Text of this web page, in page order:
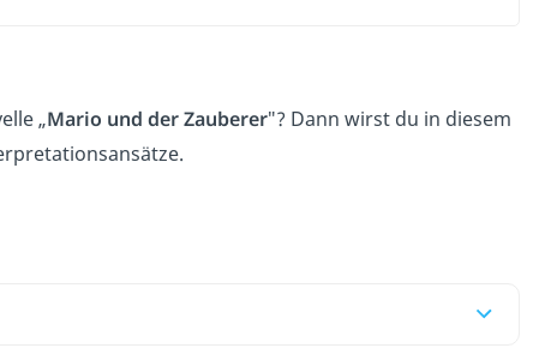
„Mario und der Zauberer″? Dann wirst du in diesem